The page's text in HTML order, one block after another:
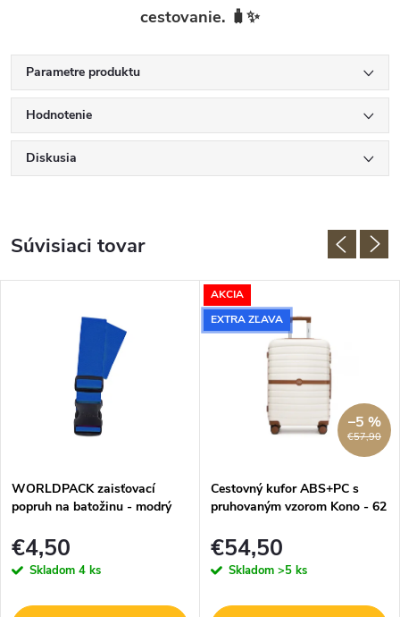
cestovanie. 🧳✨
Parametre produktu
Hodnotenie
Diskusia
Súvisiaci tovar
WORLDPACK zaisťovací
popruh na batožinu - modrý
€4,50
Skladom 4 ks
AKCIA
EXTRA ZĽAVA
€57,90
–5 %
Cestovný kufor ABS+PC s
pruhovaným vzorom Kono - 62
€54,50
Skladom >5 ks